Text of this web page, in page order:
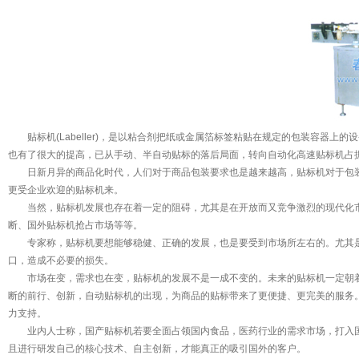
贴标机(Labeller)，是以粘合剂把纸或金属箔标签粘贴在规定的包装容器上的
也有了很大的提高，已从手动、半自动贴标的落后局面，转向自动化高速贴标机占
日新月异的商品化时代，人们对于商品包装要求也是越来越高，贴标机对于包
更受企业欢迎的贴标机来。
当然，贴标机发展也存在着一定的阻碍，尤其是在开放而又竞争激烈的现代化
断、国外贴标机抢占市场等等。
专家称，贴标机要想能够稳健、正确的发展，也是要受到市场所左右的。尤其
口，造成不必要的损失。
市场在变，需求也在变，贴标机的发展不是一成不变的。未来的贴标机一定朝
断的前行、创新，自动贴标机的出现，为商品的贴标带来了更便捷、更完美的服
力支持。
业内人士称，国产贴标机若要全面占领国内食品，医药行业的需求市场，打入
且进行研发自己的核心技术、自主创新，才能真正的吸引国外的客户。